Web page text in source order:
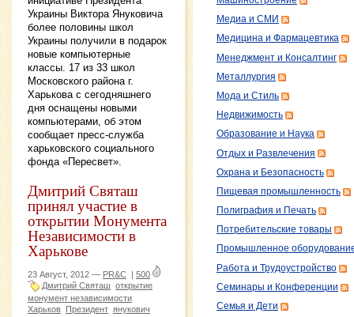
Украины Виктора Януковича
более половины школ
Украины получили в подарок
новые компьютерные
классы. 17 из 33 школ
Московского района г.
Харькова с сегодняшнего
дня оснащены новыми
компьютерами, об этом
сообщает пресс-служба
харьковского социального
фонда «Пересвет».
Дмитрий Святаш
принял участие в
открытии Монумента
Независимости в
Харькове
23 Август, 2012 — PR&C
500
Дмитрий Святаш открытие
монумент независимости
Харьков
Президент янукович
Медиа и СМИ
Медицина и Фармацевтика
Менеджмент и Консалтинг
Металлургия
Мода и Стиль
Недвижимость
Образование и Наука
Отдых и Развлечения
Охрана и Безопасность
Пищевая промышленность
Полиграфия и Печать
Потребительские товары
Промышленное
Работа и Трудоустройство
Семинары и Конференции
Семья и Дети